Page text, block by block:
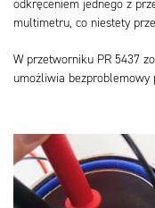
odkręceniem jednego z
multimetru, co niestety
W przetworniku PR 5437
umożliwia bezproblemowy